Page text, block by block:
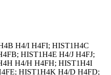
H4/I H4FI; HIST1H4C
HIST1H4E H4/J H4FJ;
H4/H H4FH; HIST1H4I
HIST1H4K H4/D H4FD;